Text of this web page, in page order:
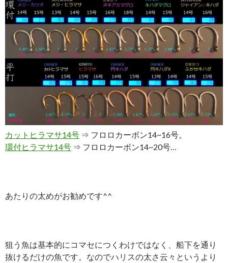
カットヒラマサ14号 ⇒ フロロカーボン14~16号。
環付ヒラマサ14号 ⇒ フロロカーボン14~20号…
あたりの太めがお勧めです^^
狙う魚は基本的にコマセにつくわけではなく、船下を通り
抜けるだけの魚です。なのでハリスの太さ云々というより